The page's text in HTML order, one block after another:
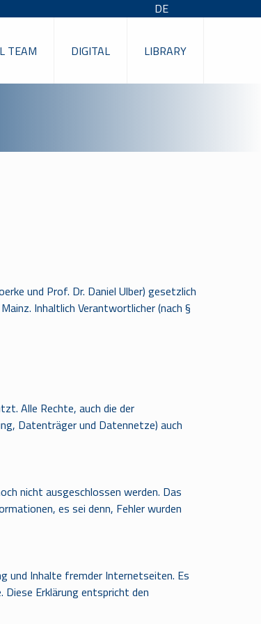
DE
TEAM DIGITAL LIBRARY
und Prof. Dr. Daniel Ulber) gesetzlich
Inhaltlich Verantwortlicher (nach §
Alle Rechte, auch die der
Datenträger und Datennetze) auch
nicht ausgeschlossen werden. Das
es sei denn, Fehler wurden
und Inhalte fremder Internetseiten. Es
Erklärung entspricht den